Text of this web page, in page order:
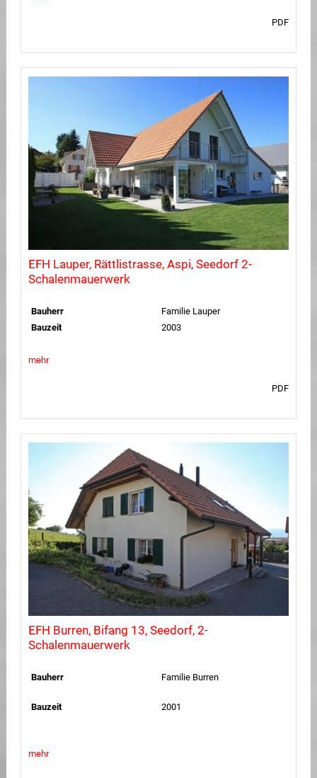
PDF
EFH Lauper, Rättlistrasse, Aspi, Seedorf 2-
Schalenmauerwerk
Bauherr
Familie Lauper
Bauzeit
2003
mehr
PDF
EFH Burren, Bifang 13, Seedorf, 2-
Schalenmauerwerk
Bauherr Familie Burren
Bauzeit 2001
mehr